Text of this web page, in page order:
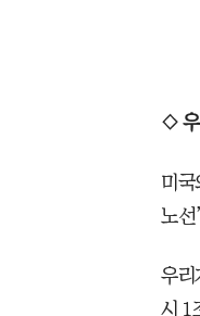
◇ 우
미국
노선
우리
시 1